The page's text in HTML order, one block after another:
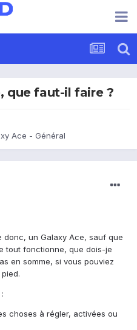
que faut-il faire ?
Ace - Général
donc, un Galaxy Ace, sauf que
tout fonctionne, que dois-je
en somme, si vous pouviez
choses à régler, activées ou